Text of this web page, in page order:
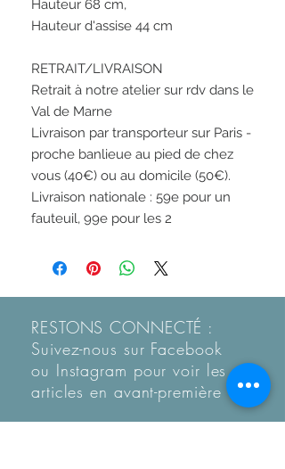
Hauteur 68 cm,
Hauteur d'assise 44 cm
RETRAIT/LIVRAISON
Retrait à notre atelier sur rdv dans le
Val de Marne
Livraison par transporteur sur Paris -
proche banlieue au pied de chez
vous (40€) ou au domicile (50€).
Livraison nationale : 59e pour un
fauteuil, 99e pour les 2
RESTONS CONNECTÉ :
Suivez-nous sur Facebook
ou Instagram pour voir les
articles en avant-première